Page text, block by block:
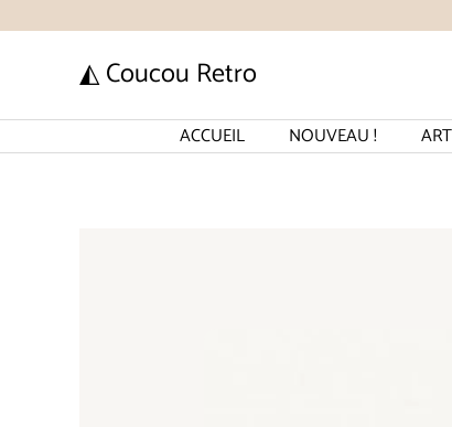
◭ Coucou Retro
ACCUEIL NOUVEAU !